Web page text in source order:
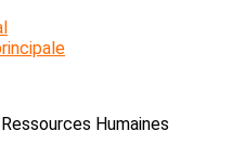
Humaines